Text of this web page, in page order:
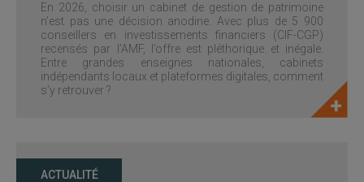
En 2026, choisir un cabinet de gestion de patrimoine
n’est pas une décision anodine. Avec plus de 5 900
conseillers en investissements financiers (CIF-CGP)
recensés par l’AMF, l’offre est pléthorique et inégale.
Entre grandes enseignes nationales, cabinets
indépendants locaux et plateformes digitales, comment
s’y retrouver ?
ACTUALITÉ